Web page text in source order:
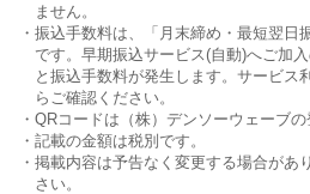
ません。
・振込手数料は、「月末締め・最短翌日
です。早期振込サービス(自動)へご加
と振込手数料が発生します。サービス
らご確認ください。
・QRコードは（株）デンソーウェーブの
・記載の金額は税別です。
・掲載内容は予告なく変更する場合があ
さい。